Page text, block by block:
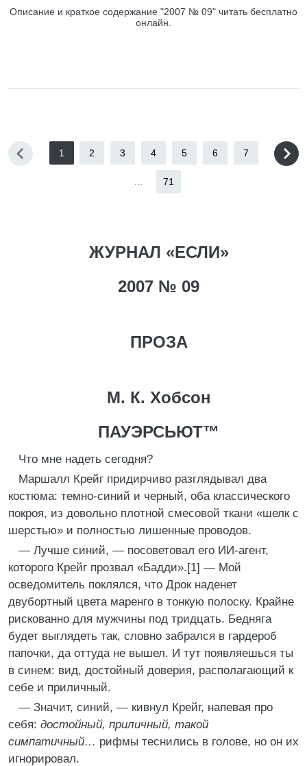
Описание и краткое содержание "2007 № 09" читать бесплатно
онлайн.
1 2 3 4 5 6 7
71
ЖУРНАЛ «ЕСЛИ»
2007 № 09
ПРОЗА
М. К. Хобсон
ПАУЭРСЬЮТ™
Что мне надеть сегодня?
Маршалл Крейг придирчиво разглядывал два
костюма: темно-синий и черный, оба классического
покроя, из довольно плотной смесовой ткани «шелк с
шерстью» и полностью лишенные проводов.
— Лучше синий, — посоветовал его ИИ-агент,
которого Крейг прозвал «Бадди».[1] — Мой
осведомитель поклялся, что Дрок наденет
двубортный цвета маренго в тонкую полоску. Крайне
рискованно для мужчины под тридцать. Бедняга
будет выглядеть так, словно забрался в гардероб
папочки, да оттуда не вышел. И тут появляешься ты
в синем: вид, достойный доверия, располагающий к
себе и приличный.
— Значит, синий, — кивнул Крейг, напевая про
себя: достойный, приличный, такой
симпатичный… рифмы теснились в голове, но он их
игнорировал.